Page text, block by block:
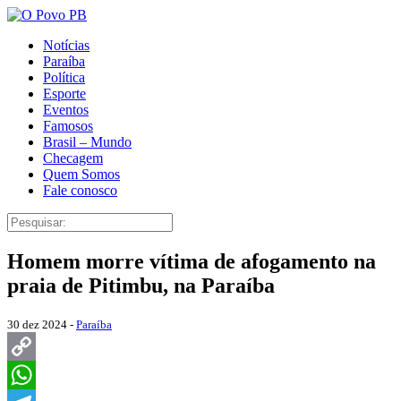
Notícias
Paraíba
Política
Esporte
Eventos
Famosos
Brasil – Mundo
Checagem
Quem Somos
Fale conosco
Homem morre vítima de afogamento na
praia de Pitimbu, na Paraíba
30 dez 2024 - Paraíba
Copy